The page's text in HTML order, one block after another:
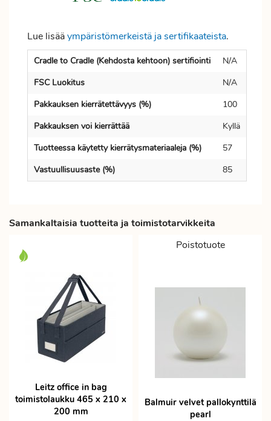
Lue lisääympäristömerkeistä ja sertifikaateista.
Cradle to Cradle (Kehdosta kehtoon) sertifiointi
N/A
FSC Luokitus
N/A
Pakkauksen kierrätettävyys (%)
100
Pakkauksen voi kierrättää
Kyllä
Tuotteessa käytetty kierrätysmateriaaleja (%)
57
Vastuullisuusaste (%)
85
Samankaltaisia tuotteita ja toimistotarvikkeita
Leitz office in bag
toimistolaukku 465 x 210 x
200 mm
Poistotuote
Balmuir velvet pallokynttilä
pearl